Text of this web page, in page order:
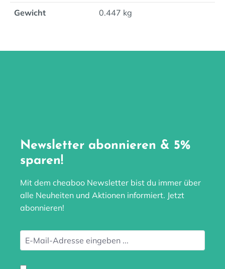
Gewicht 0.447 kg
Newsletter abonnieren & 5%
sparen!
Mit dem cheaboo Newsletter bist du immer über
alle Neuheiten und Aktionen informiert. Jetzt
abonnieren!